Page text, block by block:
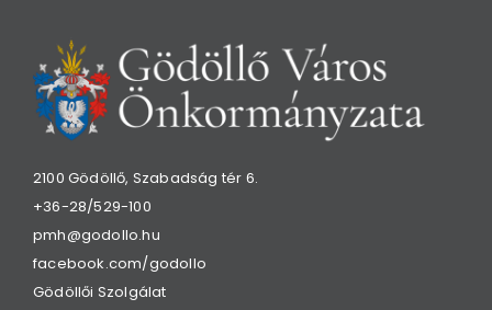
2100 Gödöllő, Szabadság tér 6.
+36-28/529-100
pmh@godollo.hu
facebook.com/godollo
Gödöllői Szolgálat